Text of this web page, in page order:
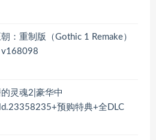
：重制版（Gothic 1 Remake）
v168098
灵魂2|豪华中
预购特典+全DLC